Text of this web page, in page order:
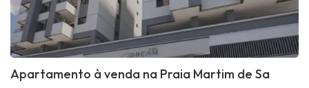
Apartamento à venda na Praia Martim de Sa